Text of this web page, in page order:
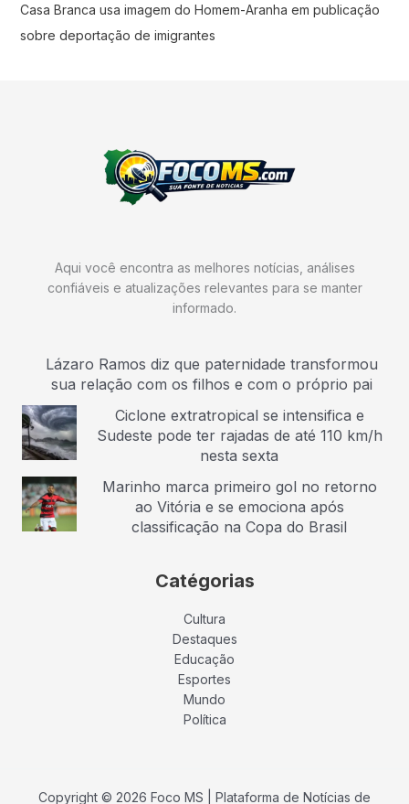
Casa Branca usa imagem do Homem-Aranha em publicação
sobre deportação de imigrantes
Aqui você encontra as melhores notícias, análises
confiáveis e atualizações relevantes para se manter
informado.
Lázaro Ramos diz que paternidade transformou
sua relação com os filhos e com o próprio pai
Ciclone extratropical se intensifica e
Sudeste pode ter rajadas de até 110 km/h
nesta sexta
Marinho marca primeiro gol no retorno
ao Vitória e se emociona após
classificação na Copa do Brasil
Catégorias
Cultura
Destaques
Educação
Esportes
Mundo
Política
Copyright © 2026 Foco MS | Plataforma de Notícias de